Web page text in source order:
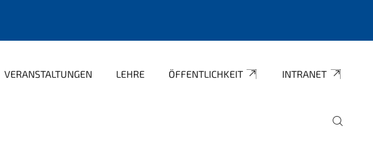
VERANSTALTUNGEN LEHRE ÖFFENTLICHKEIT INTRANET